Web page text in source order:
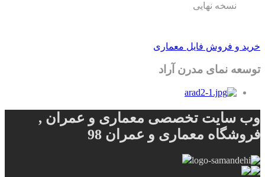
نسخه نهایی
خرید و فروش فایل معماری
توسعه نمای مدرن آراد
وب سایت تخصصی معماری و عمران ,
فروشگاه معماری و عمران 98